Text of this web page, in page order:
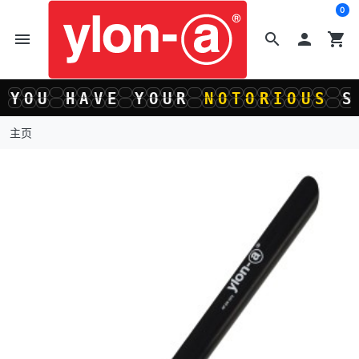
search
menu  shopping_cart
0
O
O U
U H
H A
A V
V E
E Y
Y O
O U
U R
R N
N O
O T
T O
O R
R I
I O
O U
U S
S S
S I
I
主页